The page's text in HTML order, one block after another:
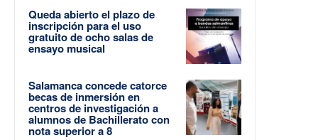
Queda abierto el plazo de
inscripción para el uso
gratuito de ocho salas de
ensayo musical
Salamanca concede catorce
becas de inmersión en
centros de investigación a
alumnos de Bachillerato con
nota superior a 8